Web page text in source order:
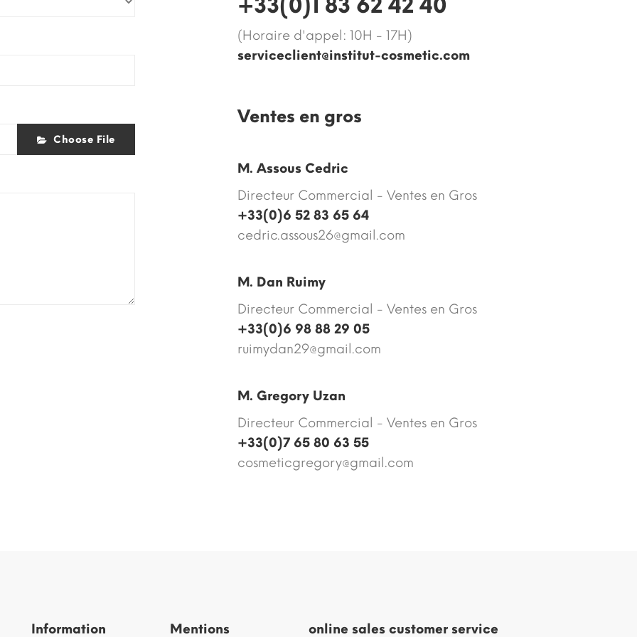
Choose File
+33(0)1 83 62 42 40‬
(Horaire d'appel: 10H - 17H)
serviceclient@institut-cosmetic.com
Ventes en gros
M. Assous Cedric
Directeur Commercial - Ventes en Gros
+33(0)6 52 83 65 64
cedric.assous26@gmail.com
M. Dan Ruimy
Directeur Commercial - Ventes en Gros
+33(0)6 98 88 29 05
ruimydan29@gmail.com
M. Gregory Uzan
Directeur Commercial - Ventes en Gros
+33(0)7 65 80 63 55
cosmeticgregory@gmail.com
Information Mentions online sales customer service